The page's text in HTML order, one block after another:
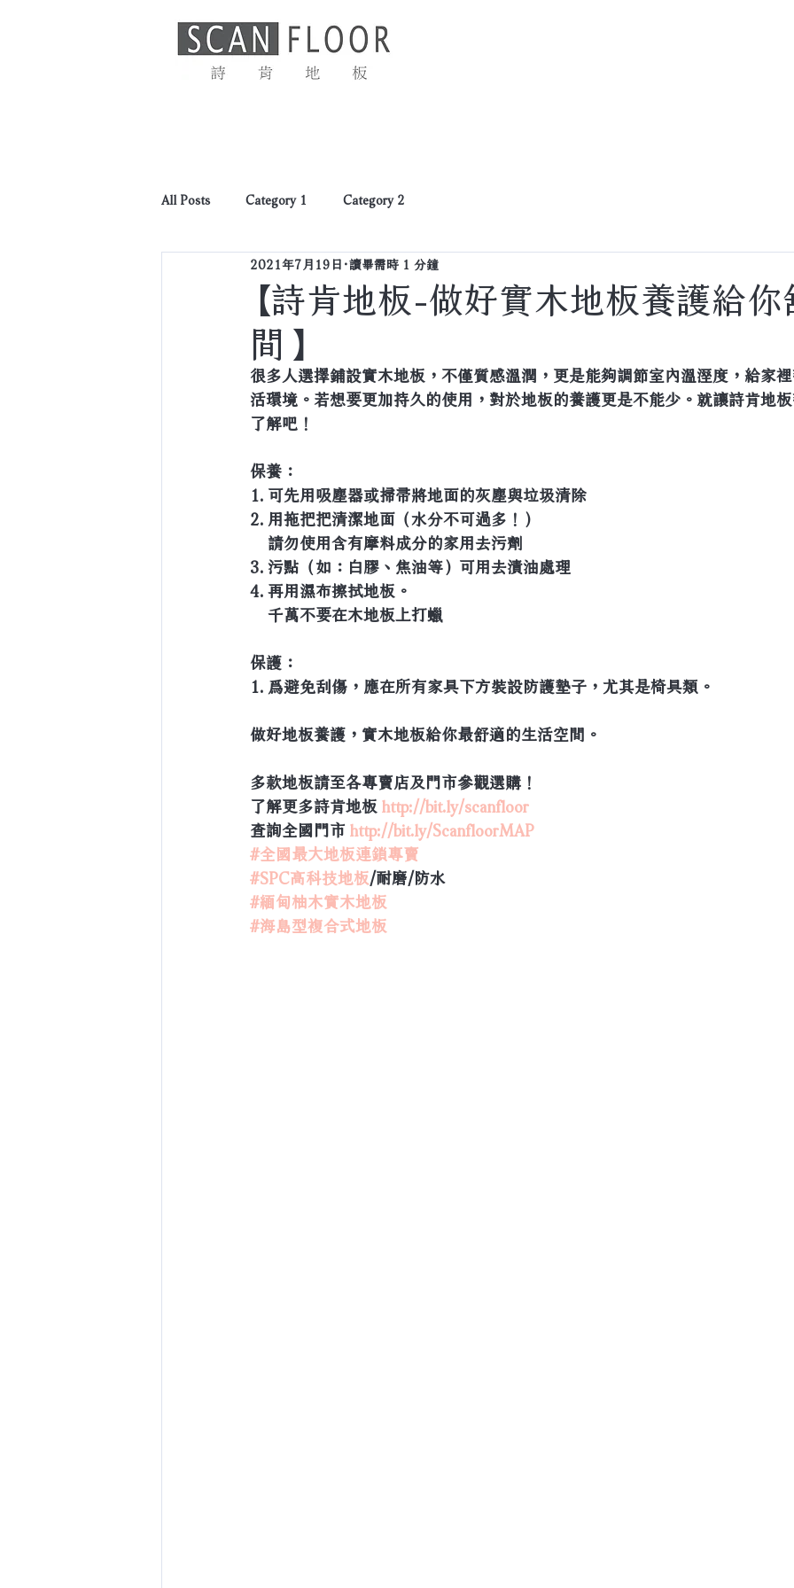
All Posts Category 1 Category 2
【詩肯地板-做好實木地板養護給
間】
2021年7月19日 讀畢需時 1 分鐘
很多人選擇鋪設實木地板，不僅質感溫潤，更是能夠調節室內溫溼度，給家
活環境。若想要更加持久的使用，對於地板的養護更是不能少。就讓詩肯地
了解吧！
保養：
1. 可先用吸塵器或掃帚將地面的灰塵與垃圾清除
2. 用拖把把清潔地面（水分不可過多！）
    請勿使用含有摩料成分的家用去污劑
3. 污點（如：白膠、焦油等）可用去漬油處理
4. 再用濕布擦拭地板。
    千萬不要在木地板上打蠟
保護：
1. 爲避免刮傷，應在所有家具下方裝設防護墊子，尤其是椅具類。
做好地板養護，實木地板給你最舒適的生活空間。
多款地板請至各專賣店及門市參觀選購！
了解更多詩肯地板 http://bit.ly/scanfloor
查詢全國門市 http://bit.ly/ScanfloorMAP
#全國最大地板連鎖專賣
#SPC高科技地板/耐磨/防水
#緬甸柚木實木地板
#海島型複合式地板